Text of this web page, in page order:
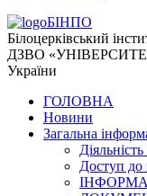
БІНПО
Білоцерківський
ДЗВО
України
ГОЛОВНА
Новини
Загальна
Доступ до